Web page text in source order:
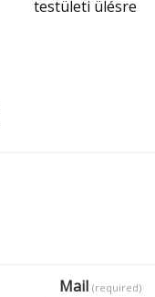
testületi ülésre
Mail (required)